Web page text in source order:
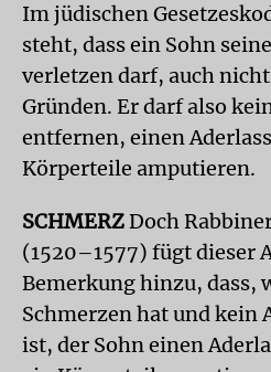
Im jüdischen
steht, dass ein Sohn
verletzen darf, auch
Gründen. Er darf also
entfernen, einen
Körperteile amputieren.
SCHMERZDoch
(1520–1577) fügt dieser
Bemerkung hinzu, dass,
Schmerzen hat und kein
ist, der Sohn einen